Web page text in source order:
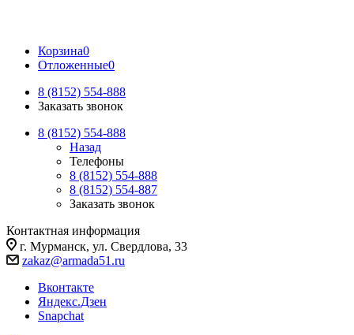
Корзина0
Отложенные0
8 (8152) 554-888
Заказать звонок
8 (8152) 554-888
Назад
Телефоны
8 (8152) 554-888
8 (8152) 554-887
Заказать звонок
Контактная информация
г. Мурманск, ул. Свердлова, 33
zakaz@armada51.ru
Вконтакте
Яндекс.Дзен
Snapchat